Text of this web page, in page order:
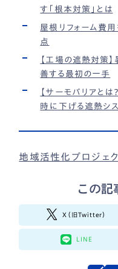
す「根本対策」とは
屋根リフォーム費
点
【工場の遮熱対策
善する最初の一手
【サーモバリアとは
時に下げる遮熱シ
地域活性化プロジェク
この記
X（旧Twitter）
LINE